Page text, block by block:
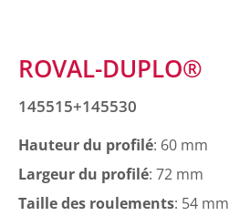
ROVAL-DUPLO®
145515+145530
Hauteur du profilé: 60 mm
Largeur du profilé: 72 mm
Taille des roulements: 54 mm